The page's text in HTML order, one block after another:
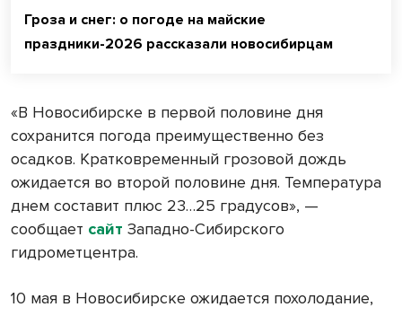
Гроза и снег: о погоде на майские
праздники-2026 рассказали новосибирцам
«В Новосибирске в первой половине дня
сохранится погода преимущественно без
осадков. Кратковременный грозовой дождь
ожидается во второй половине дня. Температура
днем составит плюс 23…25 градусов», —
сообщает сайт Западно-Сибирского
гидрометцентра.
10 мая в Новосибирске ожидается похолодание,